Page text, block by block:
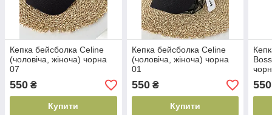
Кепка бейсболка Celine
(чоловіча, жіноча) чорна
07
550 ₴
Купити
Кепка бейсболка Celine
(чоловіча, жіноча) чорна
01
550₴
Купити
550